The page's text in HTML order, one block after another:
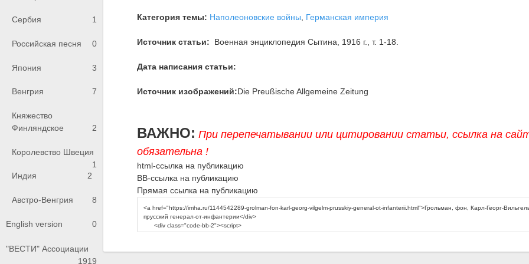
Сербия 1
Российская песня 0
Япония 3
Венгрия 7
Княжество
Финляндское
2
Королевство Швеция
1
Индия
2
Австро-Венгрия 8
English version 0
"ВЕСТИ" Ассоциации
1919
Категория темы: Наполеоновские войны Германская империя
Источник статьи: Военная энциклопедия Сытина, 1916 г., т. 1-18.
Дата написания статьи:
Источник изображений:Die Preußische Allgemeine Zeitung
ВАЖНО: При перепечатывании или цитировании статьи, ссылка на
обязательна !
html-ссылка на публикацию
BB-ссылка на публикацию
Прямая ссылка на публикацию